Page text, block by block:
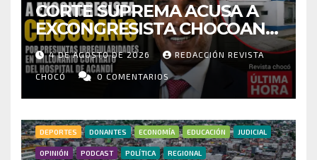
CORTE SUPREMA ACUSA A
EXCONGRESISTA CHOCOANO
POR PRESUNTAS
IRREGULARIDADES EN
MILLONARIO CONTRATO DEL
HOSPITAL DE ACANDÍ
4 DE AGOSTO DE 2026 REDACCIÓN REVISTA
CHOCÓ 0 COMENTARIOS
DEPORTES DONANTES ECONOMÍA EDUCACIÓN JUDICIAL
OPINIÓN PODCAST POLÍTICA REGIONAL